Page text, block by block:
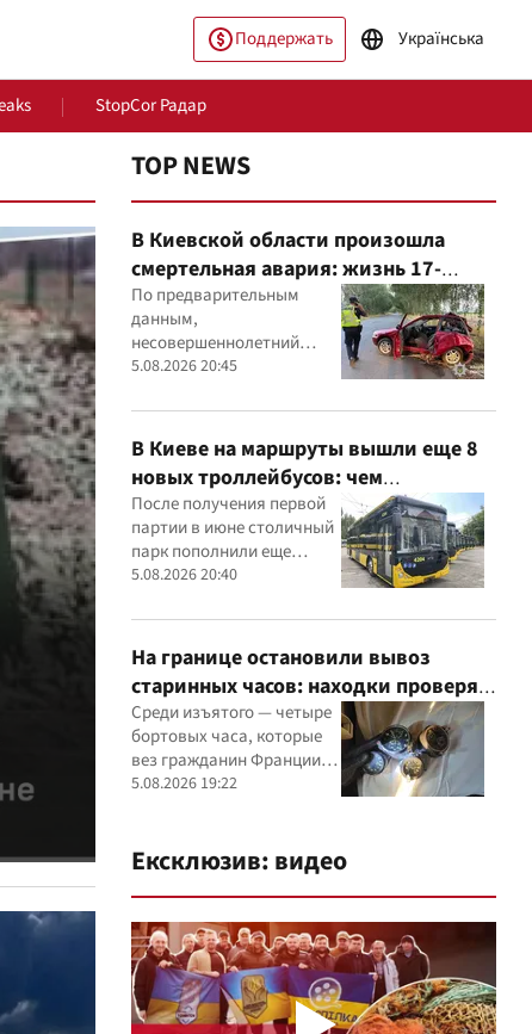
Поддержать Українська
StopCor Радар
TOP NEWS
В Киевской области произошла
смертельная авария: жизнь 17-
летнего водителя спасти не удалось
По предварительным
данным,
несовершеннолетний
водитель Mitsubishi не
после чего автомобиль
врезался в дерево
5.08.2026 20:45
В Киеве на маршруты вышли еще 8
новых троллейбусов: чем
оборудовали транспорт
После получения первой
партии в июне столичный
парк пополнили еще
восемью современными
5.08.2026 20:40
На границе остановили вывоз
старинных часов: находки проверят
эксперты
Среди изъятого — четыре
бортовых часа, которые
вез гражданин Франции, и
настенные часы начала ХХ
5.08.2026 19:22
Ексклюзив: видео